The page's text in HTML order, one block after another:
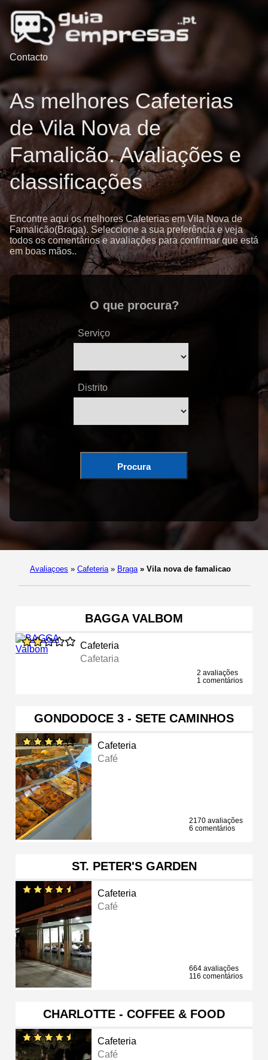
Contacto
As melhores Cafeterias
de Vila Nova de
Famalicão. Avaliações e
classificações
Encontre aqui os melhores Cafeterias em Vila Nova de
Famalicão(Braga). Seleccione a sua preferência e veja
todos os comentários e avaliações para confirmar que está
em boas mãos..
O que procura?
Serviço
Distrito
Procura
Avaliaçoes » Cafeteria » Braga » Vila nova de famalicao
BAGGA VALBOM
Cafeteria
Cafetaria
2 avaliações
1 comentários
GONDODOCE 3 - SETE CAMINHOS
Cafeteria
Café
2170 avaliações
6 comentários
ST. PETER'S GARDEN
Cafeteria
Café
664 avaliações
116 comentários
CHARLOTTE - COFFEE & FOOD
Cafeteria
Café